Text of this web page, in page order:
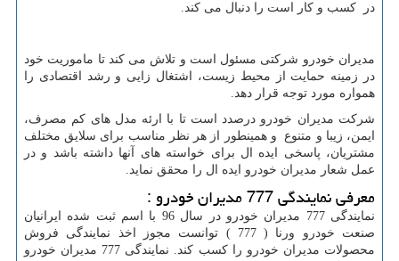
در کسب و کار است را دنبال می کند.
مدیران خودرو شرکتی مسئول است و تلاش می کند تا ماموریت خود
در زمینه حمایت از محیط زیست، اشتغال زایی و رشد اقتصادی را
همواره مورد توجه قرار دهد.
شرکت مدیران خودرو درصدد است تا با ارئه مدل های کم مصرف،
ایمن، زیبا و متنوع و همینطور از هر نظر مناسب برای سلایق مختلف
مشتریان، پاسخی ایده ال برای خواسته های آنها داشته باشد و در
عمل شعار مدیران خودرو ایده ال را محقق نماید.
معرفی نمایندگی 777 مدیران خودرو :
نمایندگی 777 مدیران خودرو در سال 96 با اسم ثبت شده ایرانیان
صنعت خودرو ورنا ( 777 ) توانست مجوز اخذ نمایندگی فروش
محصولات مدیران خودرو را کسب کند. نمایندگی 777 مدیران خودرو